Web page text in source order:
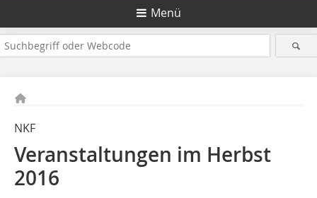
Menü
NKF
Veranstaltungen im Herbst
2016